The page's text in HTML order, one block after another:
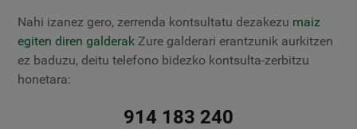
Nahi izanez gero, zerrenda kontsultatu dezakezu maiz
egiten diren galderak Zure galderari erantzunik aurkitzen
ez baduzu, deitu telefono bidezko kontsulta-zerbitzu
honetara:
914 183 240